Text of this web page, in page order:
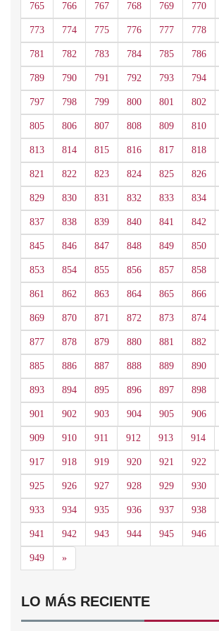
765 766 767 768 769 770
773 774 775 776 777 778
781 782 783 784 785 786
789 790 791 792 793 794
797 798 799 800 801 802
805 806 807 808 809 810
813 814 815 816 817 818
821 822 823 824 825 826
829 830 831 832 833 834
837 838 839 840 841 842
845 846 847 848 849 850
853 854 855 856 857 858
861 862 863 864 865 866
869 870 871 872 873 874
877 878 879 880 881 882
885 886 887 888 889 890
893 894 895 896 897 898
901 902 903 904 905 906
909 910 911 912 913 914
917 918 919 920 921 922
925 926 927 928 929 930
933 934 935 936 937 938
941 942 943 944 945 946
949 »Siguiente
LO MÁS RECIENTE